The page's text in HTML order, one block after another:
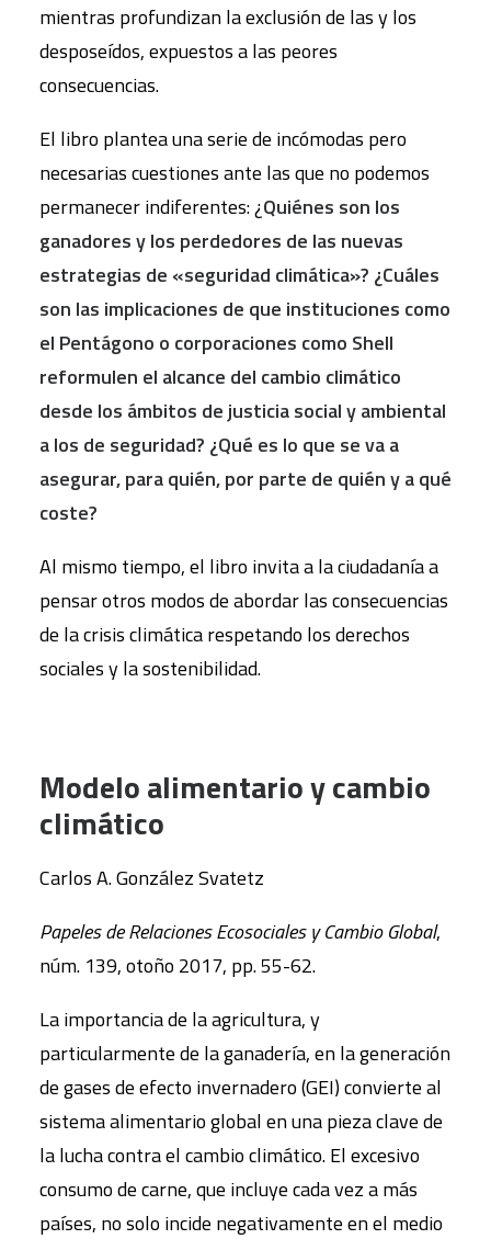
mientras profundizan la exclusión de las y los
desposeídos, expuestos a las peores
consecuencias.
El libro plantea una serie de incómodas pero
necesarias cuestiones ante las que no podemos
permanecer indiferentes: ¿Quiénes son los
ganadores y los perdedores de las nuevas
estrategias de «seguridad climática»? ¿Cuáles
son las implicaciones de que instituciones como
el Pentágono o corporaciones como Shell
reformulen el alcance del cambio climático
desde los ámbitos de justicia social y ambiental
a los de seguridad? ¿Qué es lo que se va a
asegurar, para quién, por parte de quién y a qué
coste?
Al mismo tiempo, el libro invita a la ciudadanía a
pensar otros modos de abordar las consecuencias
de la crisis climática respetando los derechos
sociales y la sostenibilidad.
Modelo alimentario y cambio
climático
Carlos A. González Svatetz
Papeles de Relaciones Ecosociales y Cambio Global,
núm. 139, otoño 2017, pp. 55-62.
La importancia de la agricultura, y
particularmente de la ganadería, en la generación
de gases de efecto invernadero (GEI) convierte al
sistema alimentario global en una pieza clave de
la lucha contra el cambio climático. El excesivo
consumo de carne, que incluye cada vez a más
países, no solo incide negativamente en el medio